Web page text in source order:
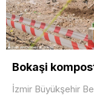
Bokaşi
İzmir Büyükşehir